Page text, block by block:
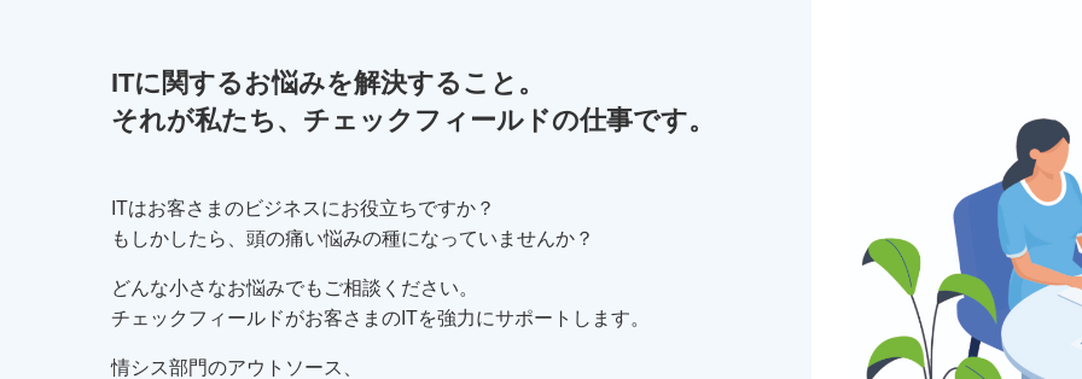
ITに関するお悩みを解決すること。
それが私たち、チェックフィールドの仕事です。
ITはお客さまのビジネスにお役立ちですか？
もしかしたら、頭の痛い悩みの種になっていませんか？
どんな小さなお悩みでもご相談ください。
チェックフィールドがお客さまのITを強力にサポートします。
情シス部門のアウトソース、